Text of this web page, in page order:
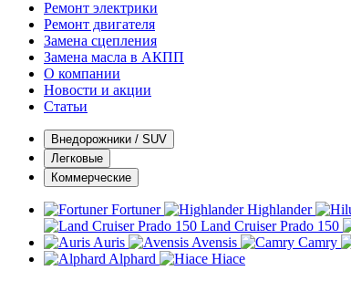
Ремонт электрики
Ремонт двигателя
Замена сцепления
Замена масла в АКПП
О компании
Новости и акции
Статьи
Внедорожники / SUV
Легковые
Коммерческие
Fortuner Highlander
Land Cruiser Prado 150
Auris
Avensis Camry
Alphard
Hiace